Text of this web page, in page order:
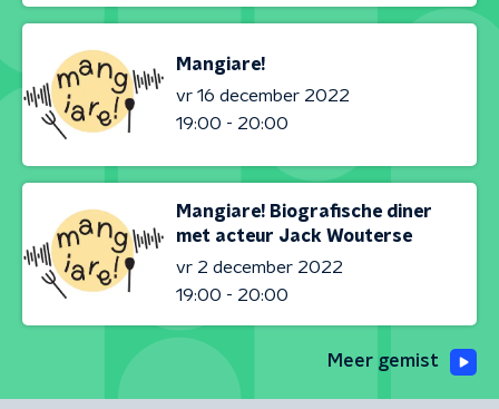
Mangiare!
vr 16 december 2022
19:00 - 20:00
Mangiare! Biografische diner
met acteur Jack Wouterse
vr 2 december 2022
19:00 - 20:00
Meer gemist